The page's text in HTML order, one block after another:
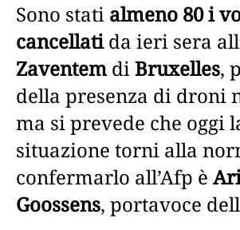
Sono stati almeno 80 i
cancellatida ieri sera
Zaventem diBruxelles,
della presenza di droni
ma si prevede che oggi
situazione torni alla
confermarlo all’Afp è
Goossens, portavoce